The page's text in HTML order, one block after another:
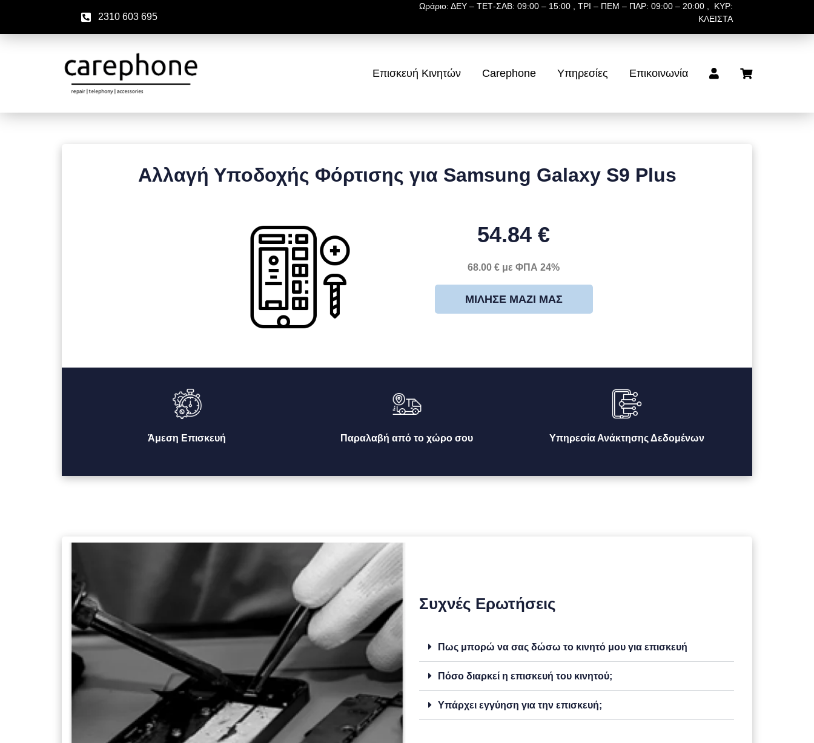
2310 603 695
Ωράριο: ΔΕΥ – ΤΕΤ-ΣΑΒ: 09:00 – 15:00 , ΤΡΙ – ΠΕΜ – ΠΑΡ: 09:00 – 20:00 , ΚΥΡ:
ΚΛΕΙΣΤΑ
Επισκευή Κινητών Carephone Υπηρεσίες Επικοινωνία
Αλλαγή Υποδοχής Φόρτισης για Samsung Galaxy S9 Plus
54.84 €
68.00 € με ΦΠΑ 24%
ΜΊΛΗΣΕ ΜΑΖΊ ΜΑΣ
Άμεση Επισκευή Παραλαβή από το χώρο σου Υπηρεσία Ανάκτησης Δεδομένων
Συχνές Ερωτήσεις
Πως μπορώ να σας δώσω το κινητό μου για επισκευή
Πόσο διαρκεί η επισκευή του κινητού;
Υπάρχει εγγύηση για την επισκευή;